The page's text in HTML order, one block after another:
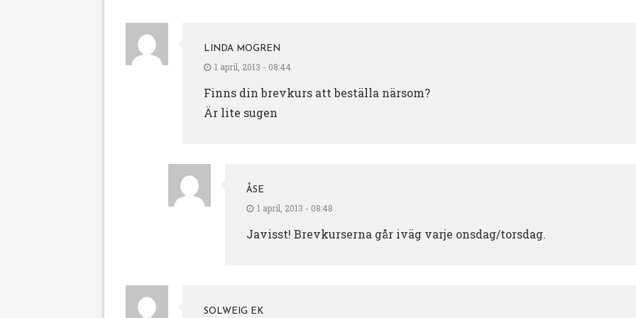
LINDA MOGREN
1 april, 2013 - 08:44
Finns din brevkurs att beställa närsom?
Är lite sugen
ÅSE
1 april, 2013 - 08:48
Javisst! Brevkurserna går iväg varje onsdag/torsdag.
SOLWEIG EK